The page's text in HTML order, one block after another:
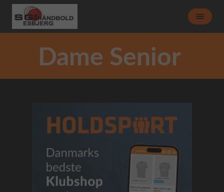
Dame Senior